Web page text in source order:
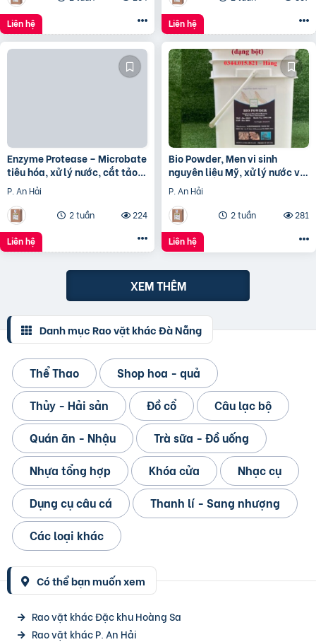
Liên hệ Liên hệ
Enzyme Protease – Microbate
tiêu hóa, xử lý nước, cắt tảo,
làm chất đệm kích hoạt vi
sinh trong thủy
P. An Hải
2 tuần
224
Liên hệ
Bio Powder, Men vi sinh
nguyên liệu Mỹ, xử lý nước và
đáy ao nuôi
P. An Hải
2 tuần
281
Liên hệ
XEM THÊM
Danh mục Rao vặt khác Đà Nẵng
Thể Thao
Shop hoa - quả
Thủy - Hải sản
Đồ cổ
Câu lạc bộ
Quán ăn - Nhậu
Trà sữa - Đồ uống
Nhựa tổng hợp
Khóa cửa
Nhạc cụ
Dụng cụ câu cá
Thanh lí - Sang nhượng
Các loại khác
Có thể bạn muốn xem
Rao vặt khác Đặc khu Hoàng Sa
Rao vặt khác P. An Hải